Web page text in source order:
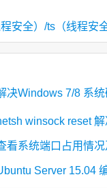
安全）/ts（线程安全
决Windows 7/8 系
能”winsock reset
看系统端口占用情
Server 15.04